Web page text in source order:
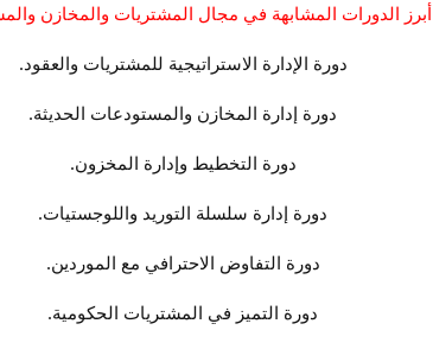
أبرز الدورات المشابهة في مجال المشتريات والمخازن
دورة الإدارة الاستراتيجية للمشتريات والعقود.
دورة إدارة المخازن والمستودعات الحديثة.
دورة التخطيط وإدارة المخزون.
دورة إدارة سلسلة التوريد واللوجستيات.
دورة التفاوض الاحترافي مع الموردين.
دورة التميز في المشتريات الحكومية.